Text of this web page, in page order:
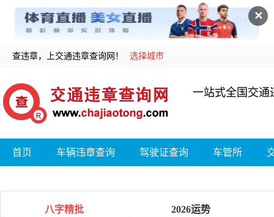
✕
查违章，上交通违章查询网！ 选择城市
一站式全国交通
首页 车辆违章查询 驾驶证查询 车管所
八字精批 2026运势